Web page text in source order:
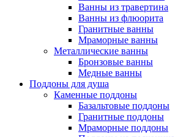
Ванны из травертина
Ванны из флюорита
Гранитные ванны
Мраморные ванны
Металлические ванны
Бронзовые ванны
Медные ванны
Поддоны для душа
Каменные поддоны
Базальтовые поддоны
Гранитные поддоны
Мраморные поддоны